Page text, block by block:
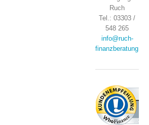
Ruch
Tel.: 03303 /
548 265
info@ruch-
finanzberatung.de